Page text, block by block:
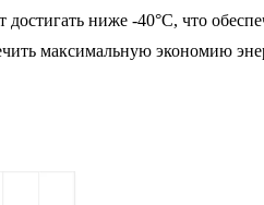
ниже -40°C, что
максимальную экономию